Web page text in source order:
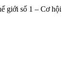
giới số 1 – Cơ hội